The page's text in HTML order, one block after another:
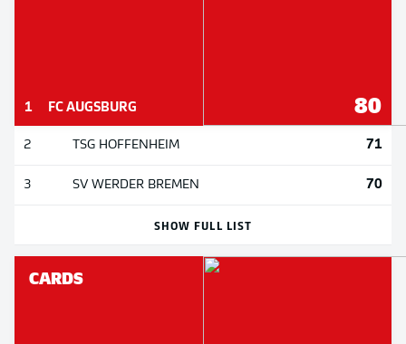
1 FC AUGSBURG 80
2 TSG HOFFENHEIM 71
3 SV WERDER BREMEN 70
SHOW FULL LIST
CARDS